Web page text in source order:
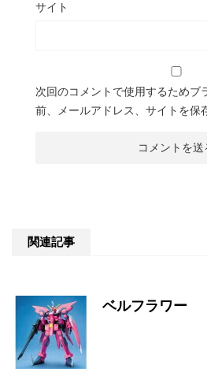
サイト
次回のコメントで使用するためブ
前、メールアドレス、サイトを保
関連記事
ベルフラワー